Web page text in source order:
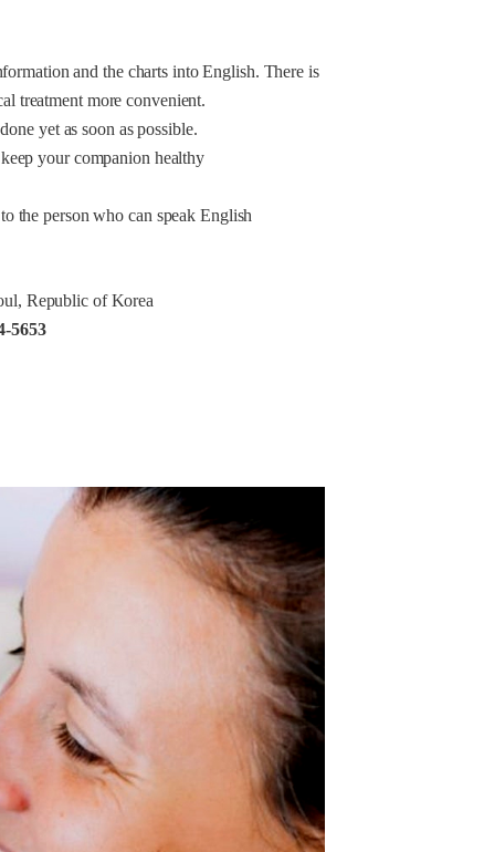
and the charts into English. There is
treatment more convenient.
yet as soon as possible.
your companion healthy
the person who can speak English
Republic of Korea
5653